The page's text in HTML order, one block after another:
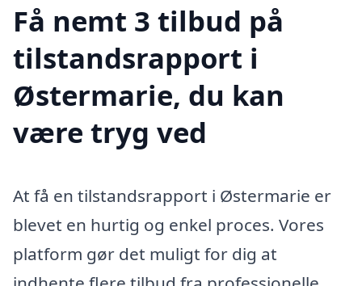
Få nemt 3 tilbud på
tilstandsrapport i
Østermarie, du kan
være tryg ved
At få en tilstandsrapport i Østermarie er
blevet en hurtig og enkel proces. Vores
platform gør det muligt for dig at